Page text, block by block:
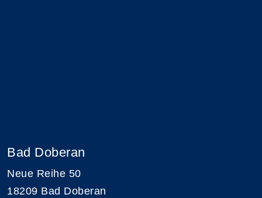
Bad Doberan
Neue Reihe 50
18209 Bad Doberan